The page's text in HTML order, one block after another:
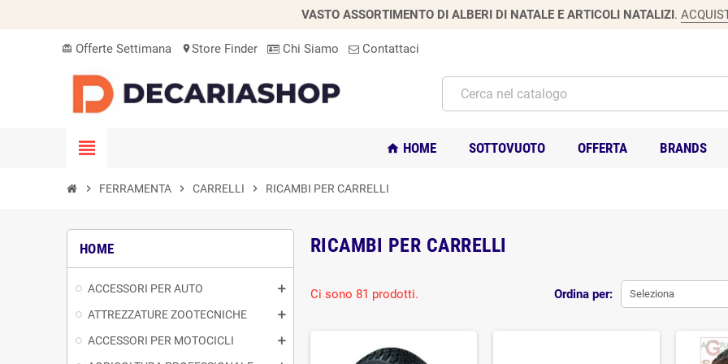
VASTO ASSORTIMENTO DI ALBERI DI NATALE E ARTICOLI NATALIZI.
card_giftcard Offerte Settimana location_onStore Finder Chi Siamo Contattaci
view_headline home HOME SOTTOVUOTO OFFERTA BRANDS
chevron_right FERRAMENTA chevron_right CARRELLI chevron_right RICAMBI PER CARRELLI
HOME
ACCESSORI PER AUTO
ATTREZZATURE ZOOTECNICHE
ACCESSORI PER MOTOCICLI
RICAMBI PER CARRELLI
Ordina per: Seleziona
Ci sono 81 prodotti.